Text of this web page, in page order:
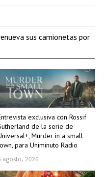
exclusiva con Rossif
de la serie de
Murder in a small
para Uniminuto Radio
agosto, 2026
sus camionetas por